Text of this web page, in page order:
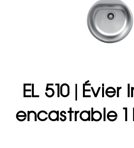
EL 510 | Évier
encastrable